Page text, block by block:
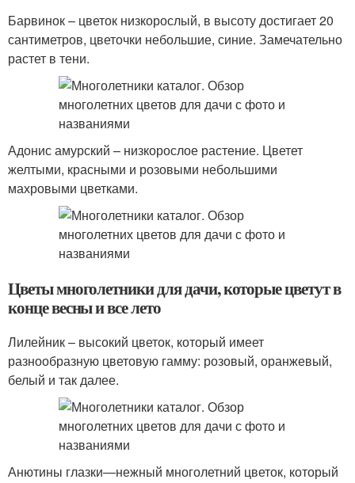
Барвинок – цветок низкорослый, в высоту достигает 20
сантиметров, цветочки небольшие, синие. Замечательно
растет в тени.
Адонис амурский – низкорослое растение. Цветет
желтыми, красными и розовыми небольшими
махровыми цветками.
Цветы многолетники для дачи, которые цветут в
конце весны и все лето
Лилейник – высокий цветок, который имеет
разнообразную цветовую гамму: розовый, оранжевый,
белый и так далее.
Анютины глазки—нежный многолетний цветок, который